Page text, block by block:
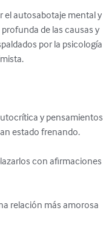
el autosabotaje mental y
de las causas y
por la psicología
y pensamientos
estado frenando.
con afirmaciones
relación más amorosa